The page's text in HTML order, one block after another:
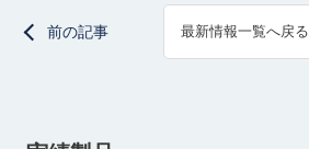
前の記事 最新情報一覧へ戻る